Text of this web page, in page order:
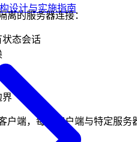
设计与实施指南
离的服务器连接：
态会话
界
户端，每个客户端与特定服务